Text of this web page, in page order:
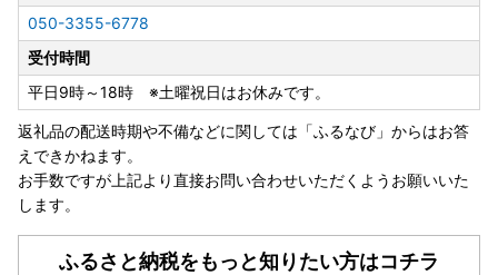
050-3355-6778
受付時間
平日9時～18時 ※土曜祝日はお休みです。
返礼品の配送時期や不備などに関しては「ふるなび」からはお答
えできかねます。
お手数ですが上記より直接お問い合わせいただくようお願いいた
します。
ふるさと納税をもっと知りたい方はコチラ